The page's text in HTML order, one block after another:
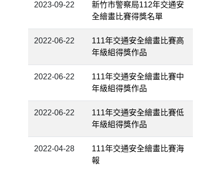
2023-09-22
新竹市警察局112年交通安
全繪畫比賽得獎名單
2022-06-22
111年交通安全繪畫比賽高
年級組得獎作品
2022-06-22
111年交通安全繪畫比賽中
年級組得獎作品
2022-06-22
111年交通安全繪畫比賽低
年級組得獎作品
2022-04-28
111年交通安全繪畫比賽海
報